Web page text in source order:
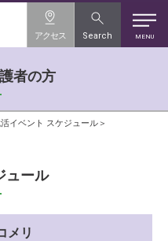
MENU
アクセス Search
者の方
イベント スケジュール
ュール
メリ